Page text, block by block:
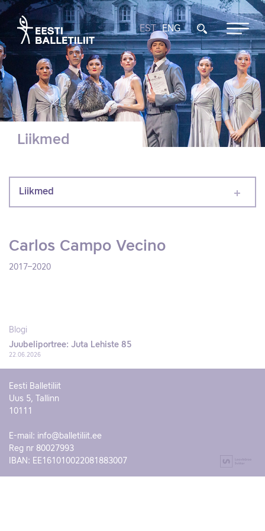
EST ENG
Liikmed
Liikmed
Carlos Campo Vecino
2017–2020
Blogi
Juubeliportree: Juta Lehiste 85
22.06.2026
Eesti Balletiliit
Uus 5, Tallinn
10111
E-mail: info@balletiliit.ee
Reg nr 80027993
IBAN: EE161010022081883007